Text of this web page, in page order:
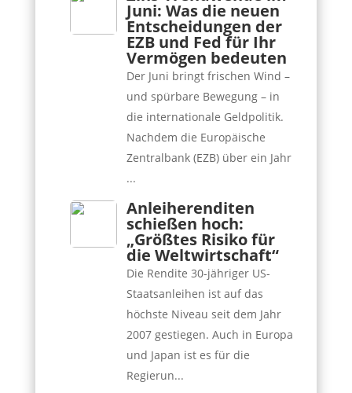
Juni: Was die neuen
Entscheidungen der
EZB und Fed für Ihr
Vermögen bedeuten
Der Juni bringt frischen Wind –
und spürbare Bewegung – in
die internationale Geldpolitik.
Nachdem die Europäische
Zentralbank (EZB) über ein Jahr
...
Anleiherenditen
schießen hoch:
„Größtes Risiko für
die Weltwirtschaft“
Die Rendite 30-jähriger US-
Staatsanleihen ist auf das
höchste Niveau seit dem Jahr
2007 gestiegen. Auch in Europa
und Japan ist es für die
Regierun...